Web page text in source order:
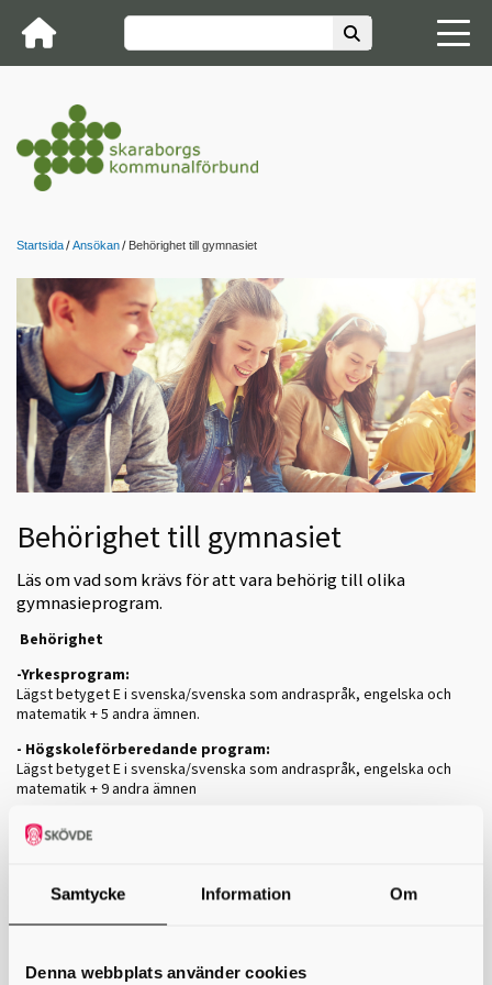
Samtycke Information Om
Denna webbplats använder cookies
Startsida Ansökan Behörighet till gymnasiet
Behörighet till gymnasiet
Läs om vad som krävs för att vara behörig till olika
gymnasieprogram.
Behörighet
-Yrkesprogram:
Lägst betyget E i svenska/svenska som andraspråk, engelska och
matematik + 5 andra ämnen.
- Högskoleförberedande program:
Lägst betyget E i svenska/svenska som andraspråk, engelska och
matematik + 9 andra ämnen
Ekonomi (EK), Humanistiska (HU) och Samhällsvetenskapliga
programmet (SA): ska 4 av de 9 godkända ämnena vara geografi,
Naturvetenskapliga (NA) och Teknikprogrammet (TE) ska 3 av de 9
helst.